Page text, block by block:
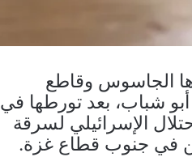
الجاسوس وقاطع
شباب، بعد تورطها في
الإسرائيلي لسرقة
في جنوب قطاع غزة.